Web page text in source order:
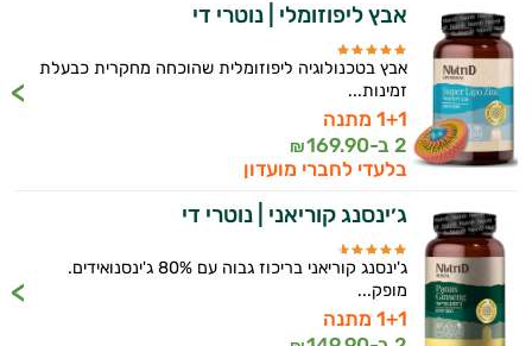
נשים
ניקוי רעלים
נשירת שיער
איזון סוכר
עייפות
עיכוב הזדקנות
עיניים
אבץ ליפוזומלי | נוטרי די
אבץ בטכנולוגיה ליפוזומלית שהוכחה מחקרית כבעלת
זמינות...
1+1 מתנה
2 ב-
169.90
₪
בלעדי לחברי מועדון
ג׳ינסנג קוריאני | נוטרי די
ג'ינסנג קוריאני בריכוז גבוה עם 80% ג'ינסנואידים.
מופק...
1+1 מתנה
היי,
אני יועץ הבריאות האישי AI של טבע בריא.